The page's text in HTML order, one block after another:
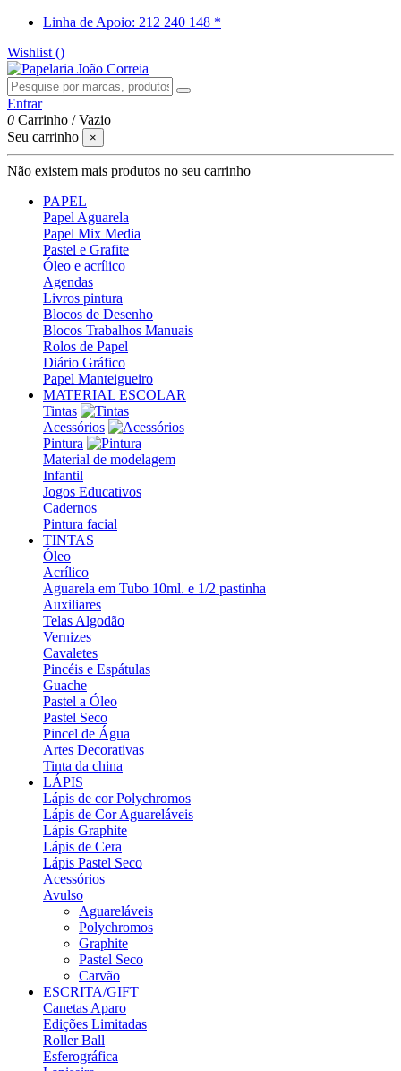
Linha de Apoio: 212 240 148 *
Wishlist ()
Entrar
0 Carrinho /Vazio
Seu carrinho
×
Não existem mais produtos no seu carrinho
PAPEL
Papel Aguarela
Papel Mix Media
Pastel e Grafite
Óleo e acrílico
Agendas
Livros pintura
Blocos de Desenho
Blocos Trabalhos Manuais
Rolos de Papel
Diário Gráfico
Papel Manteigueiro
MATERIAL ESCOLAR
Tintas
Acessórios
Pintura
Material de modelagem
Infantil
Jogos Educativos
Cadernos
Pintura facial
TINTAS
Óleo
Acrílico
Aguarela em Tubo 10ml. e 1/2 pastinha
Auxiliares
Telas Algodão
Vernizes
Cavaletes
Pincéis e Espátulas
Guache
Pastel a Óleo
Pastel Seco
Pincel de Água
Artes Decorativas
Tinta da china
LÁPIS
Lápis de cor Polychromos
Lápis de Cor Aguareláveis
Lápis Graphite
Lápis de Cera
Lápis Pastel Seco
Acessórios
Avulso
Aguareláveis
Polychromos
Graphite
Pastel Seco
Carvão
ESCRITA/GIFT
Canetas Aparo
Edições Limitadas
Roller Ball
Esferográfica